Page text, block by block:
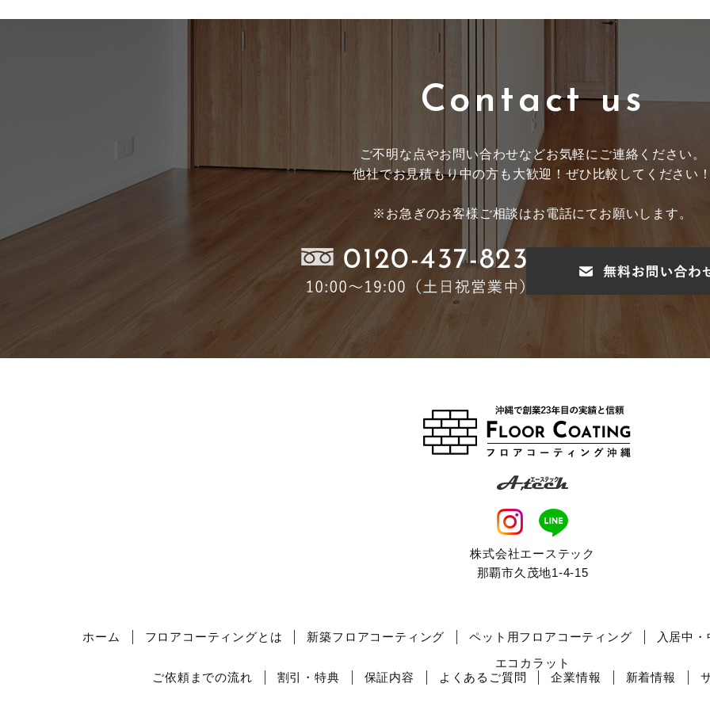
Contact us
ご不明な点やお問い合わせなどお気軽にご連絡ください。
他社でお見積もり中の方も大歓迎！ ぜひ比較してください
※お急ぎのお客様ご相談はお電話にてお願いします。
株式会社エーステック
那覇市久茂地1-4-15
ホーム フロアコーティングとは 新築フロアコーティング ペット用フロアコーティング
入居中
エコカラット
ご依頼までの流れ
割引・特典 保証内容 よくあるご質問 企業情報 新着情報